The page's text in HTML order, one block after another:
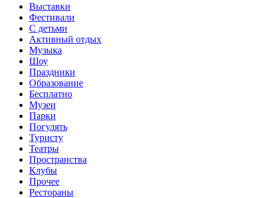
Выставки
Фестивали
С детьми
Активный отдых
Музыка
Шоу
Праздники
Образование
Бесплатно
Музеи
Парки
Погулять
Туристу
Театры
Пространства
Клубы
Прочее
Рестораны